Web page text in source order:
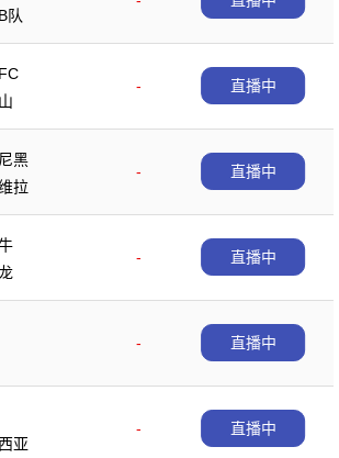
队
-
直播中
黑
-
拉
直播中
-
直播中
-
直播中
-
亚
直播中